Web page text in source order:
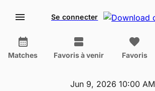
Se connecter
Matches Favoris à venir Favoris
Jun 9, 2026 10:00 AM